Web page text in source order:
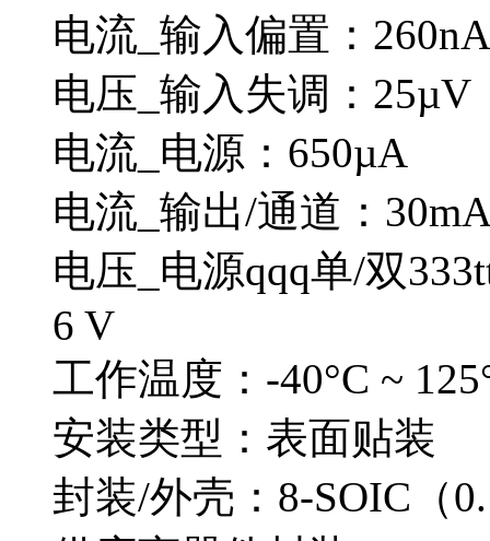
电流_输入偏置：260nA
电压_输入失调：25µV
电流_电源：650µA
电流_输出/通道：
电压_电源qqq单/双
6 V
工作温度：-40°C ~
安装类型：表面贴装
封装/外壳：8-SOIC（